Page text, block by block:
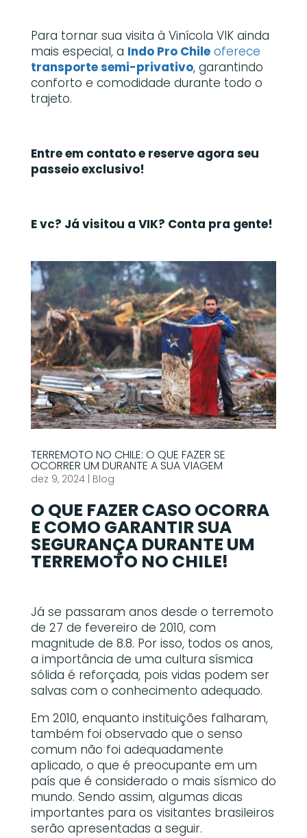
Para tornar sua visita à Vinícola VIK ainda
mais especial, a Indo Pro Chileoferece
transporte semi-privativo, garantindo
conforto e comodidade durante todo o
trajeto.
Entre em contato e reserve agora seu
passeio exclusivo!
E vc? Já visitou a VIK? Conta pra gente!
TERREMOTO NO CHILE: O QUE FAZER SE
OCORRER UM DURANTE A SUA VIAGEM
dez 9, 2024| Blog
O QUE FAZER CASO OCORRA
E COMO GARANTIR SUA
SEGURANÇA DURANTE UM
TERREMOTO NO CHILE!
Já se passaram anos desde o terremoto
de 27 de fevereiro de 2010, com
magnitude de 8.8. Por isso, todos os anos,
a importância de uma cultura sísmica
sólida é reforçada, pois vidas podem ser
salvas com o conhecimento adequado.
Em 2010, enquanto instituições falharam,
também foi observado que o senso
comum não foi adequadamente
aplicado, o que é preocupante em um
país que é considerado o mais sísmico do
mundo. Sendo assim, algumas dicas
importantes para os visitantes brasileiros
serão apresentadas a seguir.